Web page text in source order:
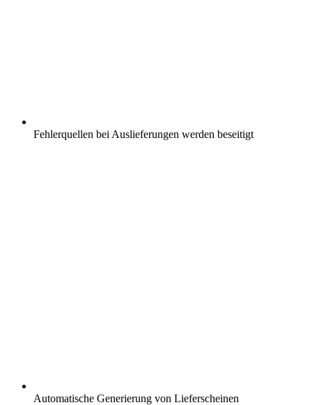
Fehlerquellen bei Auslieferungen werden beseitigt
Automatische Generierung von Lieferscheinen